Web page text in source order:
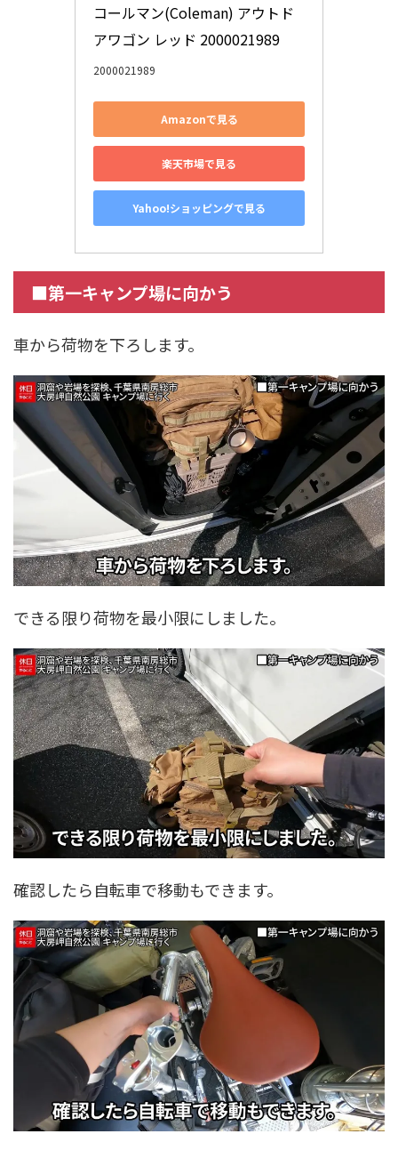
コールマン(Coleman) アウトド
アワゴン レッド 2000021989
2000021989
Amazonで見る
楽天市場で見る
Yahoo!ショッピングで見る
■第一キャンプ場に向かう
車から荷物を下ろします。
できる限り荷物を最小限にしました。
確認したら自転車で移動もできます。